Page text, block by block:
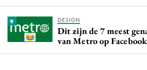
DESIGN
Dit zijn de 7 meest
van Metro op Facebook